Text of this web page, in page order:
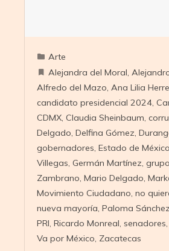
Arte
Alejandra del Moral,
Alfredo del Mazo, Ana Lilia
candidato presidencial 2024,
CDMX, Claudia Sheinbaum,
Delgado, Delfina Gómez,
gobernadores, Estado de México
Villegas, Germán Martínez,
Zambrano, Mario Delgado,
Movimiento Ciudadano, no
nueva mayoría, Paloma
PRI, Ricardo Monreal, senadores,
Va por México, Zacatecas